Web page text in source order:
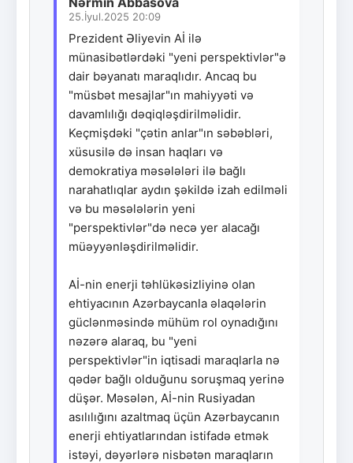
25.İyul.2025 20:09
Prezident Əliyevin Aİ ilə
münasibətlərdəki "yeni perspektivlər"ə
dair bəyanatı maraqlıdır. Ancaq bu
"müsbət mesajlar"ın mahiyyəti və
davamlılığı dəqiqləşdirilməlidir.
Keçmişdəki "çətin anlar"ın səbəbləri,
xüsusilə də insan haqları və
demokratiya məsələləri ilə bağlı
narahatlıqlar aydın şəkildə izah edilməli
və bu məsələlərin yeni
"perspektivlər"də necə yer alacağı
müəyyənləşdirilməlidir.
Aİ-nin enerji təhlükəsizliyinə olan
ehtiyacının Azərbaycanla əlaqələrin
güclənməsində mühüm rol oynadığını
nəzərə alaraq, bu "yeni
perspektivlər"in iqtisadi maraqlarla nə
qədər bağlı olduğunu soruşmaq yerinə
düşər. Məsələn, Aİ-nin Rusiyadan
asılılığını azaltmaq üçün Azərbaycanın
enerji ehtiyatlarından istifadə etmək
istəyi, dəyərlərə nisbətən maraqların